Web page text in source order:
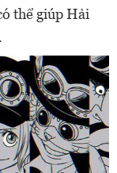
thể giúp Hải